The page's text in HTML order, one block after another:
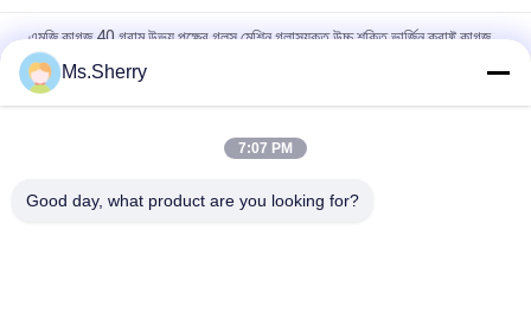
এমজি কাগজ 40 গ্রাম উভয় পক্ষের গ্লস মেশিন গ্লাসযুক্ত উচ্চ শক্তি ভার্জিন ক্রাফ্ট কাগজ
৮০/৯০ গ্রাম ডাবল সাইড সলিড ব্ল্যাক ক্রাফট পেপার ফুড গ্রেড নটস ও শুকনো ফল
প্যাকেজিংয়ের জন্য
BMPAPER উচ্চ শ্বাস প্রশ্বাসের টেক্সচারযুক্ত তামাক রোলিং পেপার 25gsm ছোট
Ms.Sherry
7:07 PM
Good day, what product are you looking for?